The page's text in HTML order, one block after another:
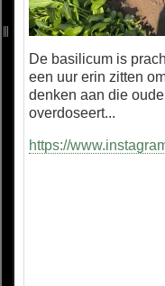
De basilicum is
een uur erin zitten
denken aan die
overdoseert...
https://